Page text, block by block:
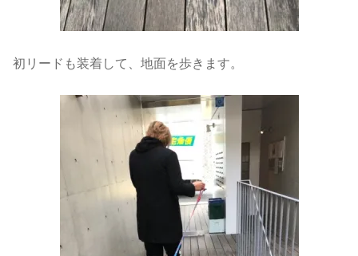
初リードも装着して、地面を歩きます。